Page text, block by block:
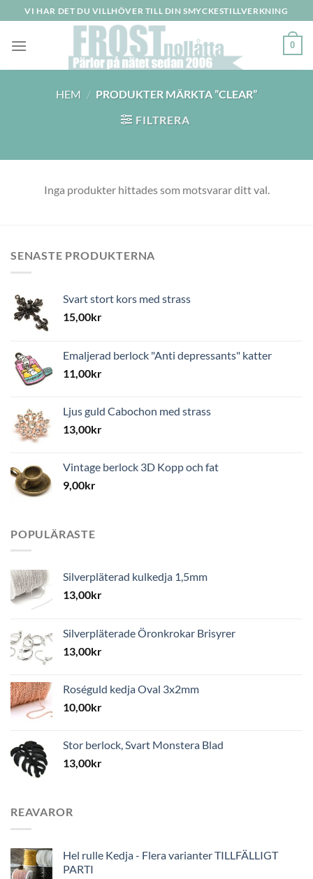
to
content
VI HAR DET DU VILLHÖVER TILL DIN SMYCKESTILLVERKNING
0
HEM / PRODUKTER MÄRKTA ”CLEAR”
FILTRERA
Inga produkter hittades som motsvarar ditt val.
SENASTE PRODUKTERNA
Svart stort kors med strass
15,00kr
Emaljerad berlock "Anti depressants" katter
11,00kr
Ljus guld Cabochon med strass
13,00kr
Vintage berlock 3D Kopp och fat
9,00kr
POPULÄRASTE
Silverpläterad kulkedja 1,5mm
13,00kr
Silverpläterade Öronkrokar Brisyrer
13,00kr
Roséguld kedja Oval 3x2mm
10,00kr
Stor berlock, Svart Monstera Blad
13,00kr
REAVAROR
Hel rulle Kedja - Flera varianter TILLFÄLLIGT
PARTI